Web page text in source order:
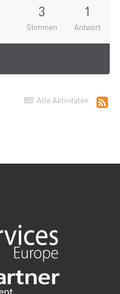
3
Stimmen
1
Antwort
Alle Aktivitäten